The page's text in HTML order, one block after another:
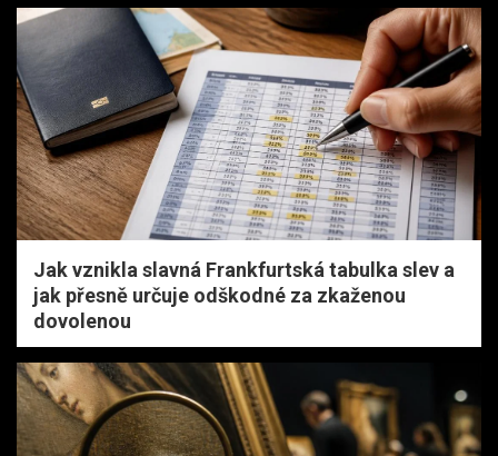
Jak vznikla slavná Frankfurtská tabulka slev a
jak přesně určuje odškodné za zkaženou
dovolenou